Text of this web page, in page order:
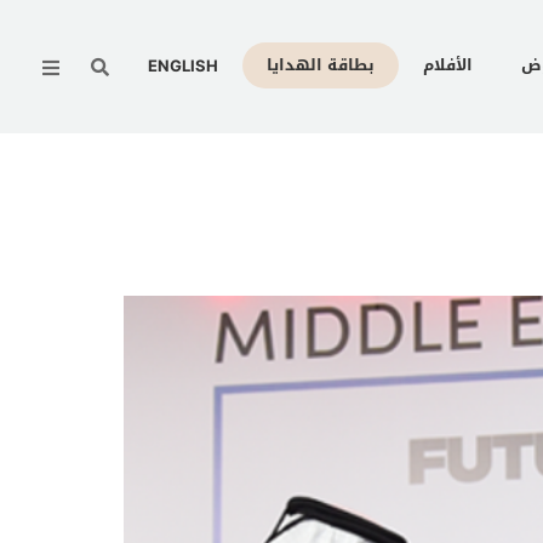
الأفلام بطاقة الهدايا ENGLISH
Menu